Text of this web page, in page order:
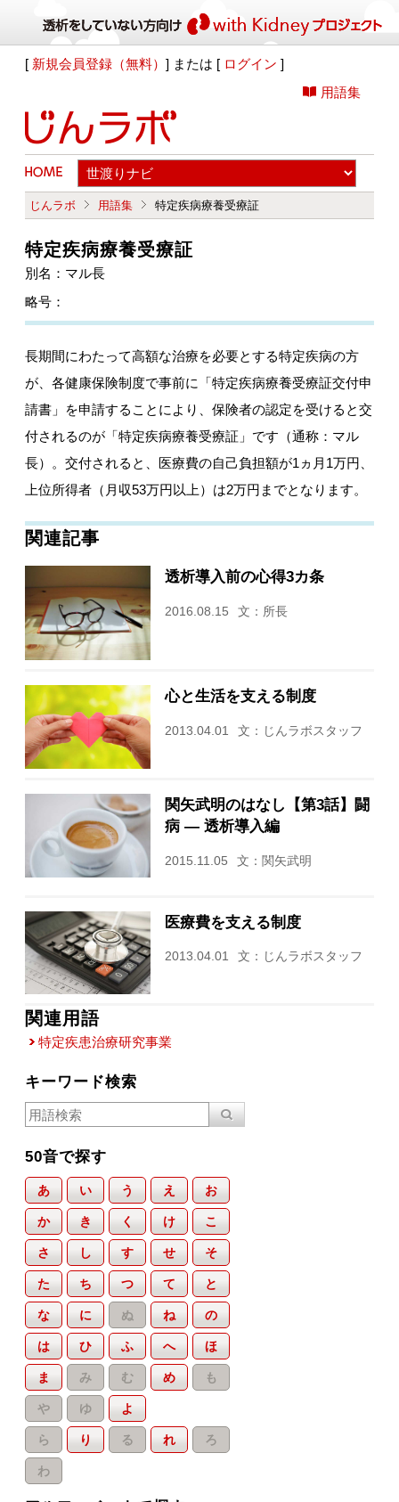
[ 新規会員登録（無料）] または [ ログイン ]
用語集
じんラボ 用語集 特定疾病療養受療証
特定疾病療養受療証
別名：マル長
略号：
長期間にわたって高額な治療を必要とする特定疾病の方
が、各健康保険制度で事前に「特定疾病療養受療証交付申
請書」を申請することにより、保険者の認定を受けると交
付されるのが「特定疾病療養受療証」です（通称：マル
長）。交付されると、医療費の自己負担額が1ヵ月1万円、
上位所得者（月収53万円以上）は2万円までとなります。
関連記事
透析導入前の心得3カ条
2016.08.15 文：所長
心と生活を支える制度
2013.04.01 文：じんラボスタッフ
関矢武明のはなし【第3話】闘
病 — 透析導入編
2015.11.05 文：関矢武明
医療費を支える制度
2013.04.01 文：じんラボスタッフ
関連用語
特定疾患治療研究事業
キーワード検索
50音で探す
あ い う え お
か き く け こ
さ し す せ そ
た ち つ て と
な に ぬ ね の
は ひ ふ へ ほ
ま み む め も
や ゆ よ
ら り る れ ろ
わ